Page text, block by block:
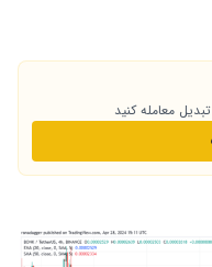
معامله کنید